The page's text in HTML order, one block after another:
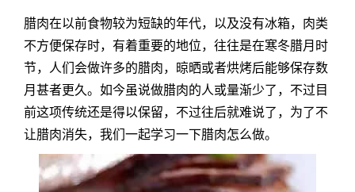
腊肉在以前食物较为短缺的年代，以及没有冰箱，肉类
不方便保存时，有着重要的地位，往往是在寒冬腊月时
节，人们会做许多的腊肉，晾晒或者烘烤后能够保存数
月甚者更久。如今虽说做腊肉的人或量渐少了，不过目
前这项传统还是得以保留，不过往后就难说了，为了不
让腊肉消失，我们一起学习一下腊肉怎么做。